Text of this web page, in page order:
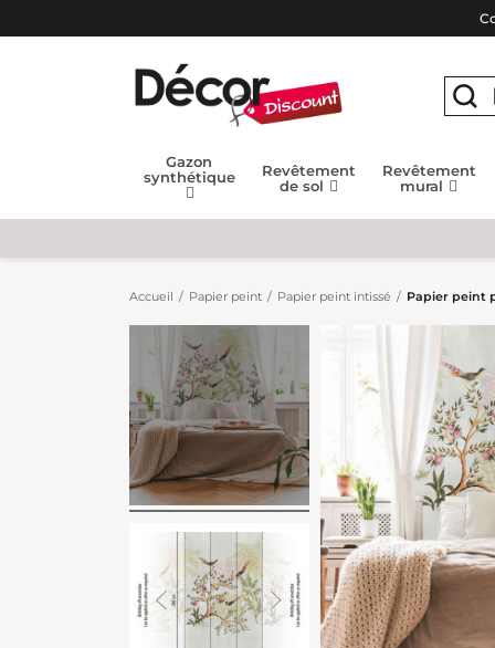
Gazon
synthétique
Revêtement
de sol
Revêtement
mural
Accueil Papier peint Papier peint intissé Papier peint